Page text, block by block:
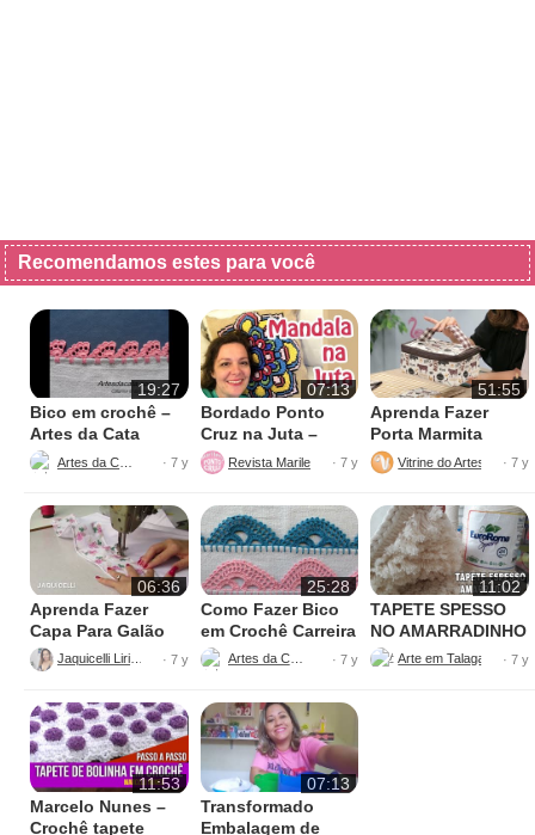
Recomendamos estes para você
19:27
Bico em crochê –
Artes da Cata
· 7 y
07:13
Bordado Ponto
Cruz na Juta –
Fácil de Fazer
Revista Marileny Ponto Cruz
· 7 y
51:55
Aprenda Fazer
Porta Marmita
Térmica
Vitrine do Artesanato
· 7 y
06:36
Aprenda Fazer
Capa Para Galão
de Água – 20 litros
Jaquicelli Liriane · 7 y
25:28
Como Fazer Bico
em Crochê Carreira
Única
Artes da Cata · 7 y
11:02
TAPETE SPESSO
NO AMARRADINHO
PERFEITO
· 7 y
11:53
Marcelo Nunes –
Crochê tapete
07:13
Transformado
Embalagem de